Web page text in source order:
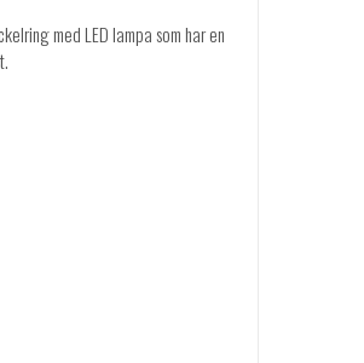
med LED lampa som har en